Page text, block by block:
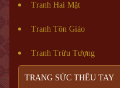
Tranh Hai Mặt
Tranh Tôn Giáo
Tranh Trừu Tượng
TRANG SỨC THÊU TAY